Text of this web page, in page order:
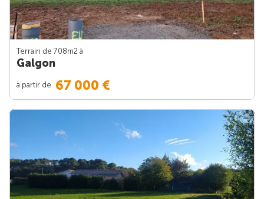
Terrain de 708m2 à
Galgon
à partir de 67 000 €